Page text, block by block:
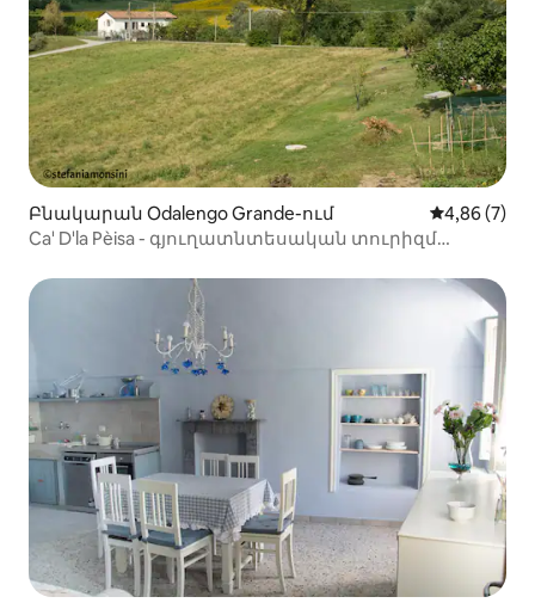
Բնակարան Odalengo Grande-ում Միջին
4,86 (7)
Ca' D'la Pèisa - գյուղատնտեսական տուրիզմ